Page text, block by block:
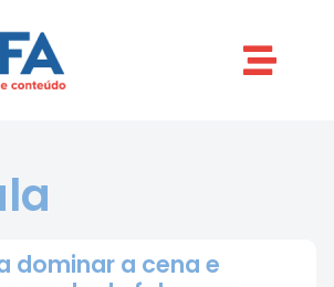
dominar a cena e